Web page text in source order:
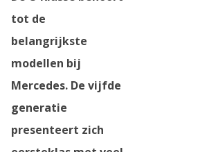
tot de
belangrijkste
modellen bij
Mercedes. De vijfde
generatie
presenteert zich